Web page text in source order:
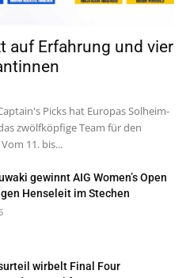
auf Erfahrung und vier
Picks hat Europas Solheim-
zwölfköpfige Team für den
11. bis...
gewinnt AIG Women’s Open
Henseleit im Stechen
wirbelt Final Four